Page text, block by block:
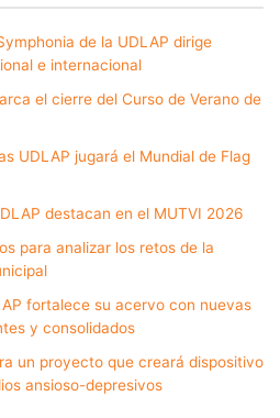
de la UDLAP dirige
e internacional
el cierre del Curso de Verano de
UDLAP jugará el Mundial de Flag
destacan en el MUTVI 2026
para analizar los retos de la
fortalece su acervo con nuevas
y consolidados
un proyecto que creará dispositivo
ansioso-depresivos